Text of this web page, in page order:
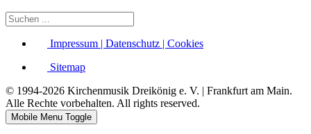
Impressum | Datenschutz | Cookies
Sitemap
© 1994-2026 Kirchenmusik Dreikönig e. V. | Frankfurt am Main.
Alle Rechte vorbehalten. All rights reserved.
Mobile Menu Toggle